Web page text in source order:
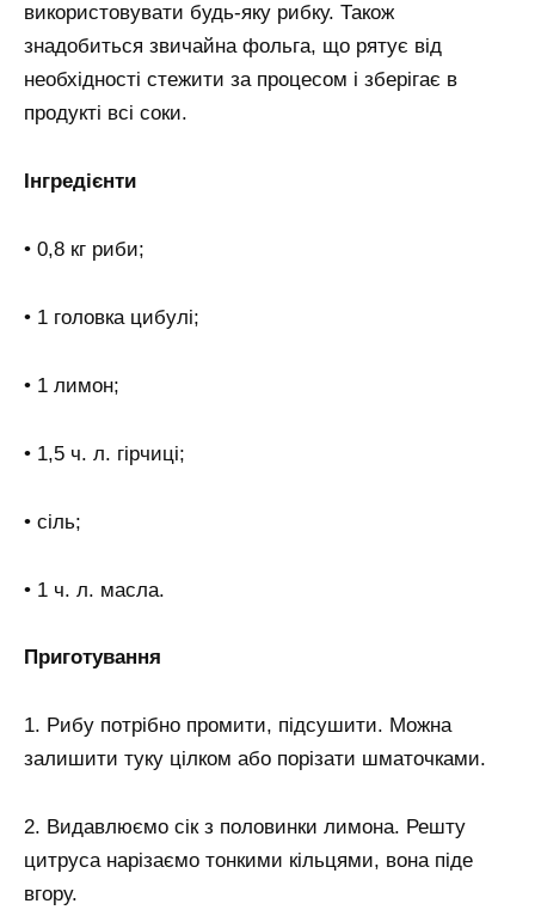
використовувати будь-яку рибку. Також
знадобиться звичайна фольга, що рятує від
необхідності стежити за процесом і зберігає в
продукті всі соки.
Інгредієнти
• 0,8 кг риби;
• 1 головка цибулі;
• 1 лимон;
• 1,5 ч. л. гірчиці;
• сіль;
• 1 ч. л. масла.
Приготування
1. Рибу потрібно промити, підсушити. Можна
залишити туку цілком або порізати шматочками.
2. Видавлюємо сік з половинки лимона. Решту
цитруса нарізаємо тонкими кільцями, вона піде
вгору.